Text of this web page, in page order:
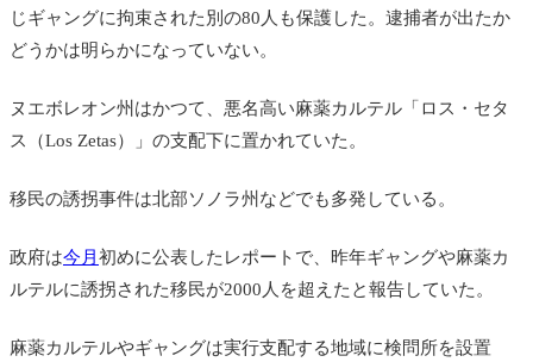
じギャングに拘束された別の80人も保護した。逮捕者が出たか
どうかは明らかになっていない。
ヌエボレオン州はかつて、悪名高い麻薬カルテル「ロス・セタ
ス（Los Zetas）」の支配下に置かれていた。
移民の誘拐事件は北部ソノラ州などでも多発している。
政府は今月 初めに公表したレポートで、昨年ギャングや麻薬カ
ルテルに誘拐された移民が2000人を超えたと報告していた。
麻薬カルテルやギャングは実行支配する地域に検問所を設置